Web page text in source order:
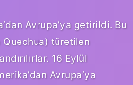
Avrupa’ya getirildi. Bu
Quechua) türetilen
16 Eylül
Avrupa’ya